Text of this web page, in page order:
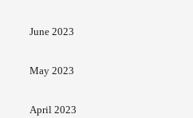
June 2023
May 2023
April 2023